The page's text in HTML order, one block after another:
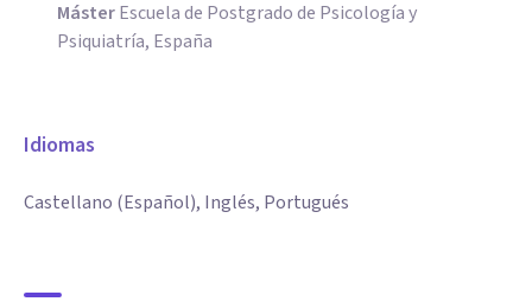
MásterEscuela de Postgrado de Psicología y
Psiquiatría, España
Idiomas
Castellano (Español), Inglés, Portugués